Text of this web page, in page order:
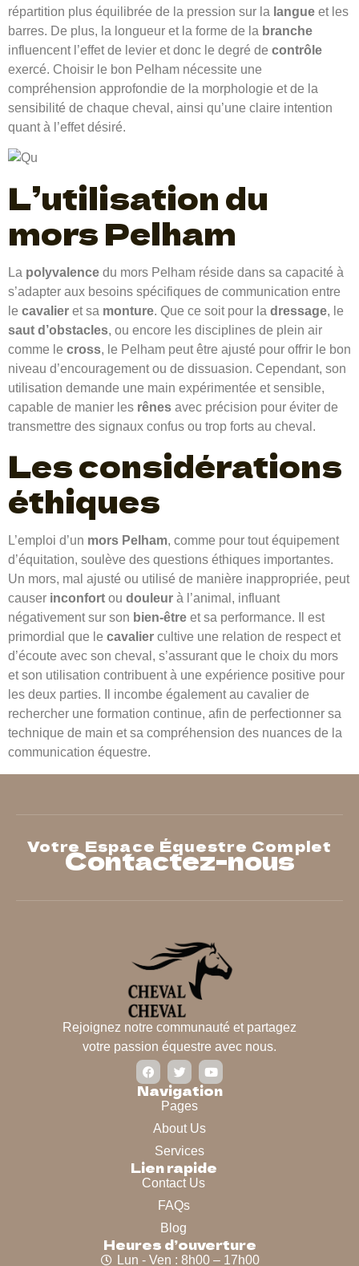
répartition plus équilibrée de la pression sur la langue et les
barres. De plus, la longueur et la forme de la branche
influencent l’effet de levier et donc le degré de contrôle
exercé. Choisir le bon Pelham nécessite une
compréhension approfondie de la morphologie et de la
sensibilité de chaque cheval, ainsi qu’une claire intention
quant à l’effet désiré.
L’utilisation du
mors Pelham
La polyvalence du mors Pelham réside dans sa capacité à
s’adapter aux besoins spécifiques de communication entre
le cavalier et sa monture. Que ce soit pour la dressage, le
saut d’obstacles, ou encore les disciplines de plein air
comme le cross, le Pelham peut être ajusté pour offrir le bon
niveau d’encouragement ou de dissuasion. Cependant, son
utilisation demande une main expérimentée et sensible,
capable de manier les rênes avec précision pour éviter de
transmettre des signaux confus ou trop forts au cheval.
Les considérations
éthiques
L’emploi d’un mors Pelham, comme pour tout équipement
d’équitation, soulève des questions éthiques importantes.
Un mors, mal ajusté ou utilisé de manière inappropriée, peut
causer inconfort ou douleur à l’animal, influant
négativement sur son bien-être et sa performance. Il est
primordial que le cavalier cultive une relation de respect et
d’écoute avec son cheval, s’assurant que le choix du mors
et son utilisation contribuent à une expérience positive pour
les deux parties. Il incombe également au cavalier de
rechercher une formation continue, afin de perfectionner sa
technique de main et sa compréhension des nuances de la
communication équestre.
Votre Espace Équestre Complet
Contactez-nous
Rejoignez notre communauté et partagez
votre passion équestre avec nous.
Navigation
Pages
About Us
Services
Lien rapide
Contact Us
FAQs
Blog
Heures d’ouverture
Lun - Ven : 8h00 – 17h00